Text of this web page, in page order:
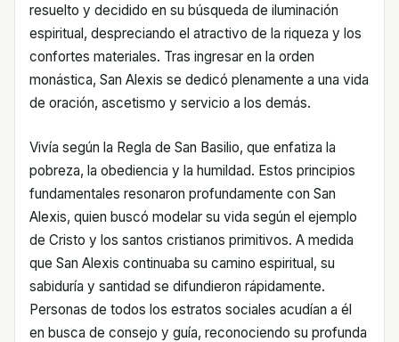
resuelto y decidido en su búsqueda de iluminación
espiritual, despreciando el atractivo de la riqueza y los
confortes materiales. Tras ingresar en la orden
monástica, San Alexis se dedicó plenamente a una vida
de oración, ascetismo y servicio a los demás.
Vivía según la Regla de San Basilio, que enfatiza la
pobreza, la obediencia y la humildad. Estos principios
fundamentales resonaron profundamente con San
Alexis, quien buscó modelar su vida según el ejemplo
de Cristo y los santos cristianos primitivos. A medida
que San Alexis continuaba su camino espiritual, su
sabiduría y santidad se difundieron rápidamente.
Personas de todos los estratos sociales acudían a él
en busca de consejo y guía, reconociendo su profunda